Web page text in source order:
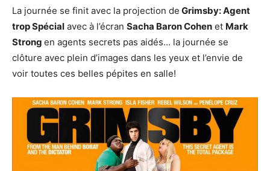
La journée se finit avec la projection de Grimsby: Agent
trop Spécial avec à l’écran Sacha Baron Cohen et Mark
Strong en agents secrets pas aidés… la journée se
clôture avec plein d’images dans les yeux et l’envie de
voir toutes ces belles pépites en salle!